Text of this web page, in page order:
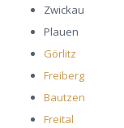
Zwickau
Plauen
Görlitz
Freiberg
Bautzen
Freital